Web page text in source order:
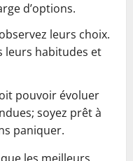
d’options.
leurs choix.
leurs habitudes et
pouvoir évoluer
soyez prêt à
paniquer.